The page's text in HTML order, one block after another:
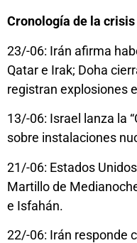
Cronología de la crisis
23/-06: Irán afirma
Qatar e Irak; Doha
registran explosiones
13/-06: Israel lanza la
sobre instalaciones
21/-06: Estados
Martillo de
e Isfahán.
22/-06: Irán responde